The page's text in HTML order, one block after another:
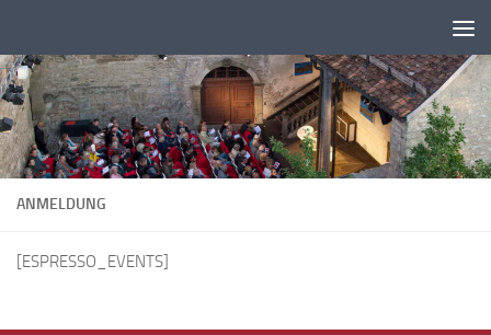
ANMELDUNG
[ESPRESSO_EVENTS]